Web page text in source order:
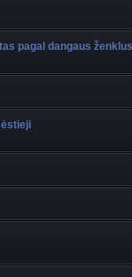
pagal dangaus ženklus